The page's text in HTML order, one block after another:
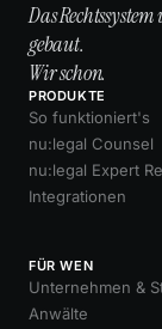
Das
gebaut.
Wir schon.
PRODUKTE
So funktioniert's
nu:legal Counsel
nu:legal Expert
Integrationen
FÜR WEN
Unternehmen &
Anwälte